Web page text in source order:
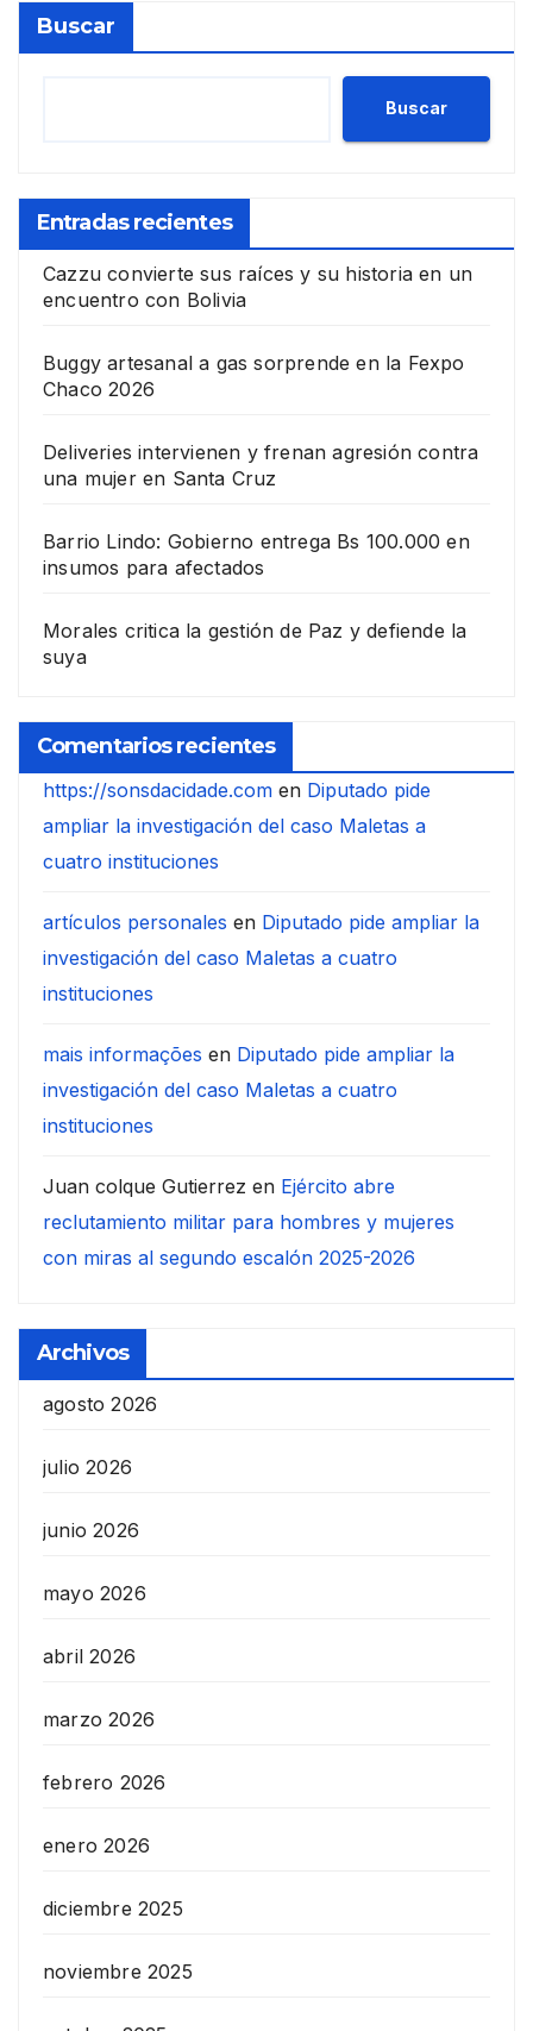
Buscar
Buscar
Entradas recientes
Cazzu convierte sus raíces y su historia en un
encuentro con Bolivia
Buggy artesanal a gas sorprende en la Fexpo
Chaco 2026
Deliveries intervienen y frenan agresión contra
una mujer en Santa Cruz
Barrio Lindo: Gobierno entrega Bs 100.000 en
insumos para afectados
Morales critica la gestión de Paz y defiende la
suya
Comentarios recientes
https://sonsdacidade.com en Diputado pide
ampliar la investigación del caso Maletas a
cuatro instituciones
artículos personales en Diputado pide ampliar la
investigación del caso Maletas a cuatro
instituciones
mais informações en Diputado pide ampliar la
investigación del caso Maletas a cuatro
instituciones
Juan colque Gutierrez en Ejército abre
reclutamiento militar para hombres y mujeres
con miras al segundo escalón 2025-2026
Archivos
agosto 2026
julio 2026
junio 2026
mayo 2026
abril 2026
marzo 2026
febrero 2026
enero 2026
diciembre 2025
noviembre 2025